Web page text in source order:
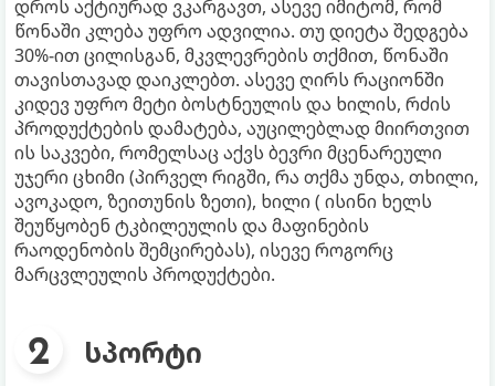
დროს აქტიურად ვკარგავთ, ასევე იმიტომ, რომ
წონაში კლება უფრო ადვილია. თუ დიეტა შედგება
30%-ით ცილისგან, მკვლევრების თქმით, წონაში
თავისთავად დაიკლებთ. ასევე ღირს რაციონში
კიდევ უფრო მეტი ბოსტნეულის და ხილის, რძის
პროდუქტების დამატება, აუცილებლად მიირთვით
ის საკვები, რომელსაც აქვს ბევრი მცენარეული
უჯერი ცხიმი (პირველ რიგში, რა თქმა უნდა, თხილი,
ავოკადო, ზეითუნის ზეთი), ხილი ( ისინი ხელს
შეუწყობენ ტკბილეულის და მაფინების
რაოდენობის შემცირებას), ისევე როგორც
მარცვლეულის პროდუქტები.
სპორტი